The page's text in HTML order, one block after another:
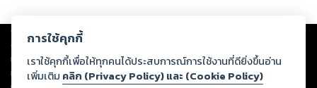
Copyright © 2026
ต่อผลงานหรือเนื้อหาใดที่อัปโหลดผ่านเว็บไซต์และปรากฏว่าละเมิดสิทธิใน
ทรัพย์สินทางปัญญาของบุคคลอื่นหรือขัดต่อกฎหมายและศีลธรรม ดังนั้น ผู้อ่าน
ทุกท่านโปรดใช้วิจารณญาณในการกลั่นกรองด้วยตนเอง และหากท่านพบว่าส่วน
การใช้คุกกี้
เราใช้คุกกี้เพื่อให้ทุกคนได้ประสบการณ์การใช้งานที่ดียิ่งขึ้นอ่าน
เพิ่มเติม คลิก (Privacy Policy) และ (Cookie Policy)